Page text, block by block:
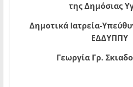
της Δημόσιας
Δημοτικά Ιατρεία-
ΕΔΔΥΠΠΥ
Γεωργία Γρ.